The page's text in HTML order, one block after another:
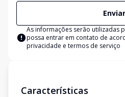
Enviar
As informações serão utilizadas
possa entrar em contato de
privacidade e termos de serviço
Características